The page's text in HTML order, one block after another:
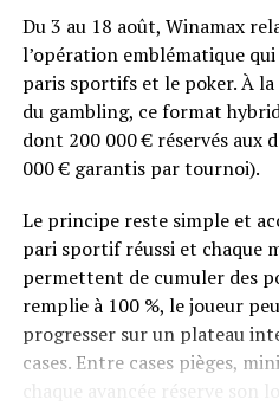
Du 3 au 18 août, Winamax
l’opération emblématique
paris sportifs et le poker. À la
du gambling, ce format
dont 200 000 € réservés aux
000 € garantis par tournoi).
Le principe reste simple et
pari sportif réussi et chaque
permettent de cumuler des
remplie à 100 %, le joueur
progresser sur un plateau
cases. Entre cases pièges,
chaque avancée réserve son